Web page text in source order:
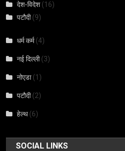
देश-विदेश(16)
पटौदी(9)
धर्म कर्म(4)
नई दिल्ली(3)
नोएडा(1)
पटौदी(2)
हेल्थ(6)
SOCIAL LINKS